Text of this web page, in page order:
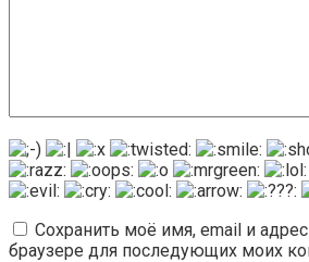
Сохранить моё имя, email и
браузере для последующих моих